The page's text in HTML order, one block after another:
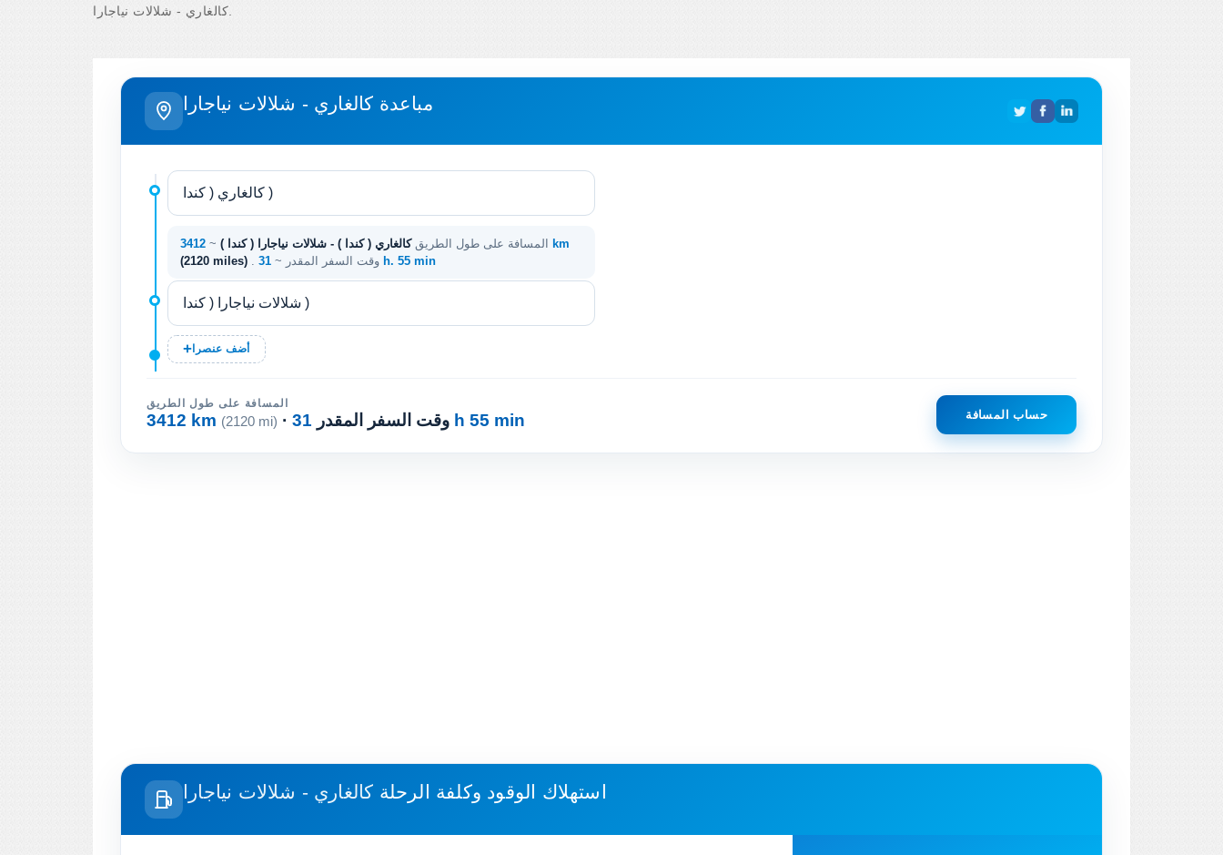
مباعدة كالغاري - شلالات نياجارا
المسافة على طول الطريقكالغاري ( كندا ) - شلالات نياجارا ( كندا ) ~
3412 km
(2120 miles)
. وقت السفر المقدر ~ 31 h. 55 min
أضف عنصرا
المسافة على طول الطريق
3412 km (2120 mi) · وقت السفر المقدر 31 h 55 min حساب المسافة
استهلاك الوقود وكلفة الرحلة كالغاري - شلالات نياجارا